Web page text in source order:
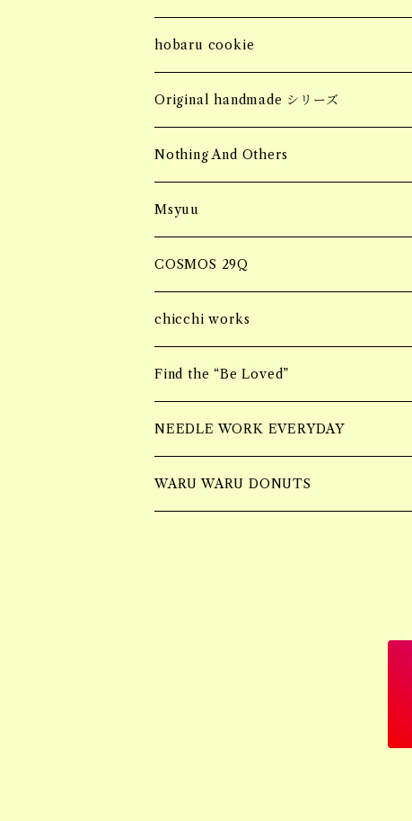
MINI HAIR CLAW 小さいヘアクロー
Barrette バレッタ
ornament オーナメント
bracelet
bottoms
Fragrance Pouch
socks
soy meat gift pack
ブロックタイプ
フィレタイプ
Sサイズ
Mサイズ
コッドシートTRAY
MASK CODE
パーソナルエフェクトBAG
マルシェBAG
ブランケット巾着BAG
ブランケットケースBAG
ニーハイBAG
ショルダーBAG
soy meat gift pack
ブロックタイプ
フィレタイプ
seasonning sauce
HERB & SPICE
hobaru cookie
hobaru アソート
マンゴーグラノーラ
Original handmade シリーズ
Handmade pierce
Nothing And Others
Accessory
Bangle
Bracelet
Msyuu
ring
piercing
Bracelet
Earring
Accessory
COSMOS 29Q
chicchi works
Find the “Be Loved”
wall hangging vase
Mulch Flower Bag
NEEDLE WORK EVERYDAY
tufting bag
WARU WARU DONUTS